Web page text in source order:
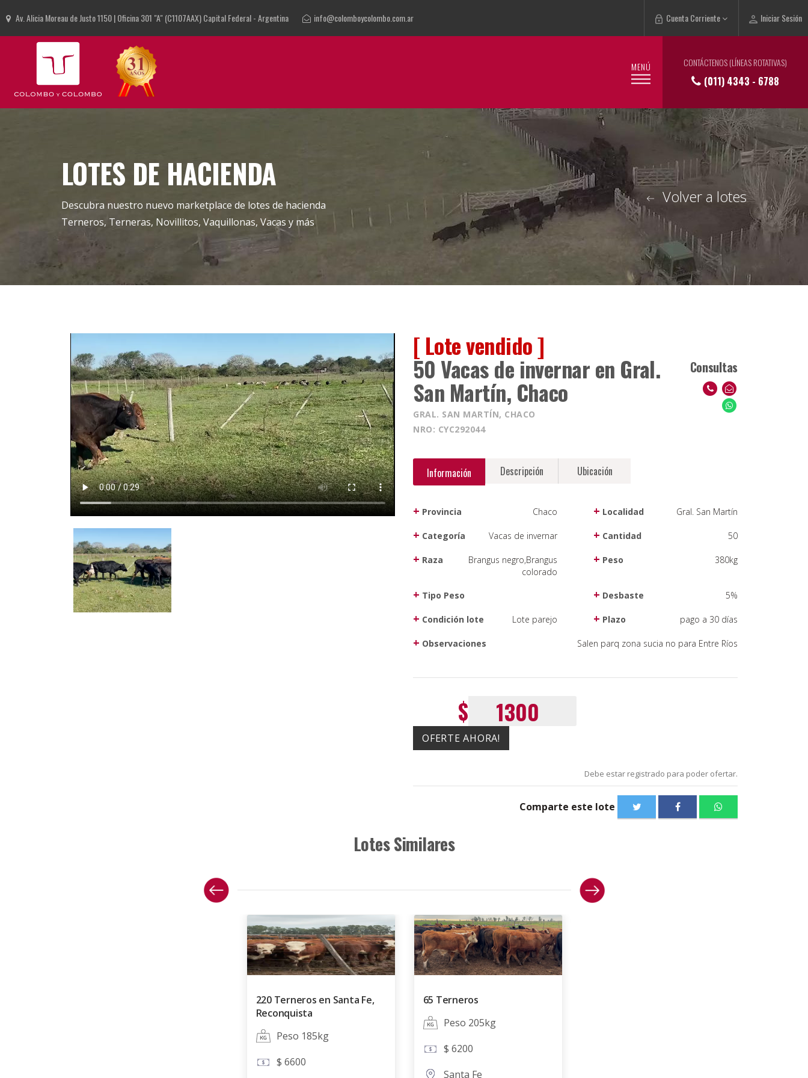
Av. Alicia Moreau de Justo 1150 | Oficina 301 "A" (C1107AAX) Capital Federal - Argentina info@colomboycolombo.com.ar Cuenta Corriente Iniciar Sesión
MENÚ CONTÁCTENOS (LÍNEAS ROTATIVAS)
(011) 4343 - 6788
LOTES DE HACIENDA
Descubra nuestro nuevo marketplace de lotes de hacienda
Terneros, Terneras, Novillitos, Vaquillonas, Vacas y más
Volver a lotes
[ Lote vendido ]
50 Vacas de invernar en Gral.
San Martín, Chaco
GRAL. SAN MARTÍN, CHACO
NRO: CYC292044
Consultas
Información Descripción Ubicación
Provincia Chaco Localidad Gral. San Martín
Categoría Vacas de invernar Cantidad 50
Raza
Brangus negro,Brangus
colorado
Peso 380kg
Tipo Peso Desbaste 5%
Condición lote Lote parejo Plazo pago a 30 días
Observaciones Salen parq zona sucia no para Entre Ríos
$
OFERTE AHORA!
Debe estar registrado para poder ofertar.
Comparte este lote
Lotes Similares
220 Terneros en Santa Fe,
Reconquista
Peso 185kg
$ 6600
65 Terneros
Peso 205kg
$ 6200
Santa Fe